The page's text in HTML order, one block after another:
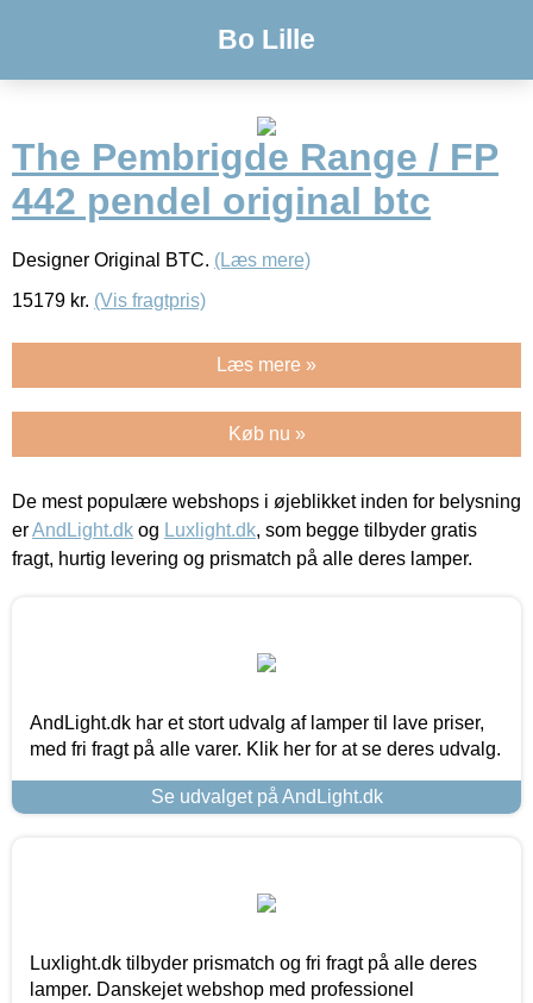
Bo Lille
The Pembrigde Range / FP
442 pendel original btc
Designer Original BTC. (Læs mere)
15179 kr. (Vis fragtpris)
Læs mere »
Køb nu »
De mest populære webshops i øjeblikket inden for belysning
erAndLight.dk og Luxlight.dk, som begge tilbyder gratis
fragt, hurtig levering og prismatch på alle deres lamper.
AndLight.dk har et stort udvalg af lamper til lave priser,
med fri fragt på alle varer. Klik her for at se deres udvalg.
Se udvalget på AndLight.dk
Luxlight.dk tilbyder prismatch og fri fragt på alle deres
lamper. Danskejet webshop med professionel